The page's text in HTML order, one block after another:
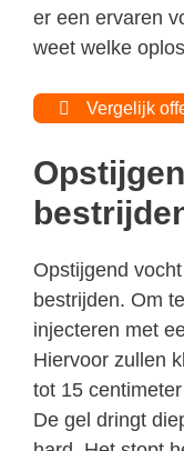
er een ervaren
weet welke
Vergelijk
Opstijgend
bestrijden. Om
injecteren met
Hiervoor zullen
tot 15
De gel dringt